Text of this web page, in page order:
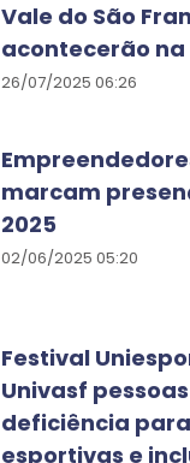
Vale do São
acontecerão na
26/07/2025 06:26
marcam
2025
02/06/2025 05:20
Festival
Univasf
deficiência
esportivas e